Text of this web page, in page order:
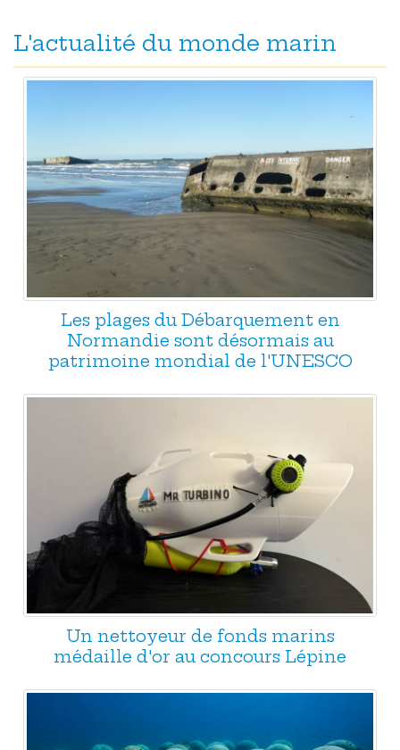
L'actualité du monde marin
Les plages du Débarquement en
Normandie sont désormais au
patrimoine mondial de l'UNESCO
Un nettoyeur de fonds marins
médaille d'or au concours Lépine